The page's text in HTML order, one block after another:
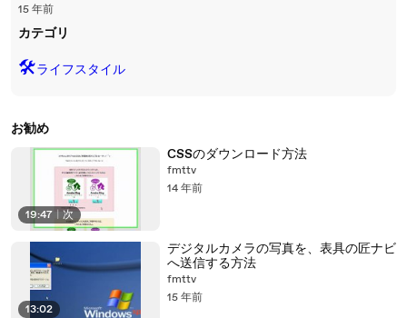
15 年前
カテゴリ
🛠️ライフスタイル
お勧め
19:47 次
CSSのダウンロード方法
fmttv
14 年前
13:02
デジタルカメラの写真を、表具の匠ナビ
へ送信する方法
fmttv
15 年前